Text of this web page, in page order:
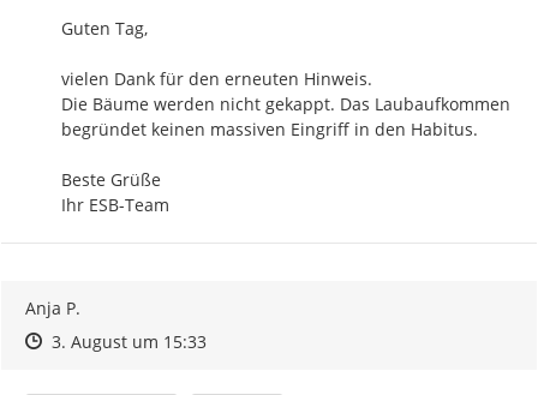
Guten Tag,
vielen Dank für den erneuten Hinweis.
Die Bäume werden nicht gekappt. Das Laubaufkommen
begründet keinen massiven Eingriff in den Habitus.
Beste Grüße
Ihr ESB-Team
Anja P.
Zeitpunkt des Erstellens
Zeitpunkt des Erstellens
3. August um 15:33Zur Äußerung